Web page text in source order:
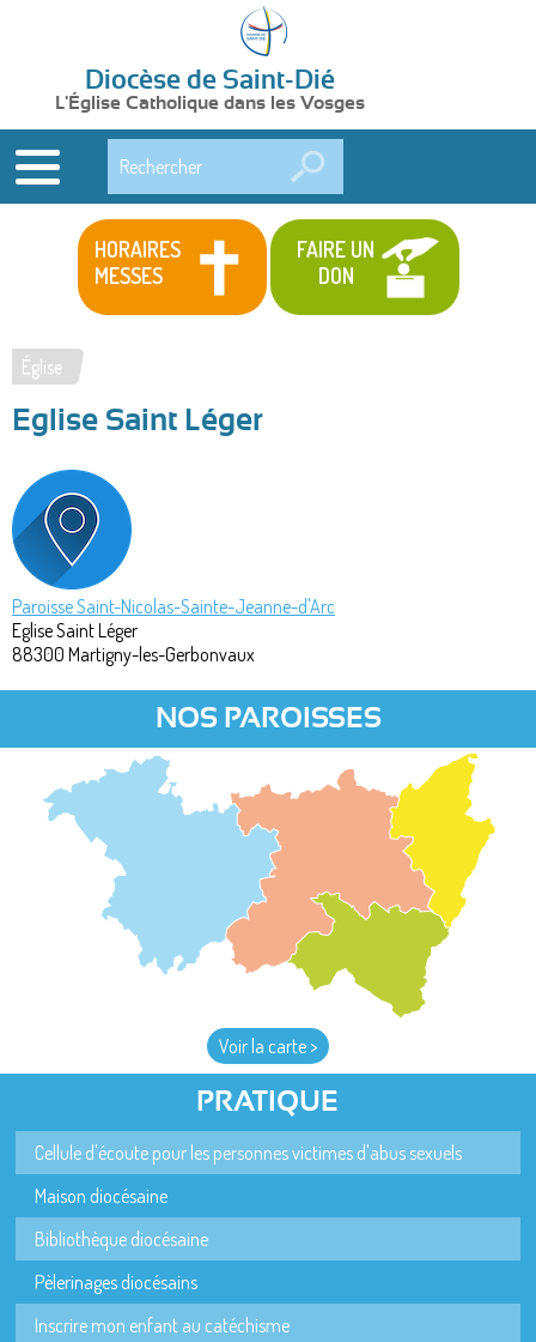
Diocèse de Saint-Dié
L'Église Catholique dans les Vosges
HORAIRES
MESSES
FAIRE UN
DON
Vous
êtes
ici
Église
Eglise Saint Léger
Paroisse Saint-Nicolas-Sainte-Jeanne-d'Arc
Eglise Saint Léger
88300 Martigny-les-Gerbonvaux
NOS PAROISSES
Voir la carte >
PRATIQUE
Cellule d'écoute pour les personnes victimes d'abus sexuels
Maison diocésaine
Bibliothèque diocésaine
Pèlerinages diocésains
Inscrire mon enfant au catéchisme